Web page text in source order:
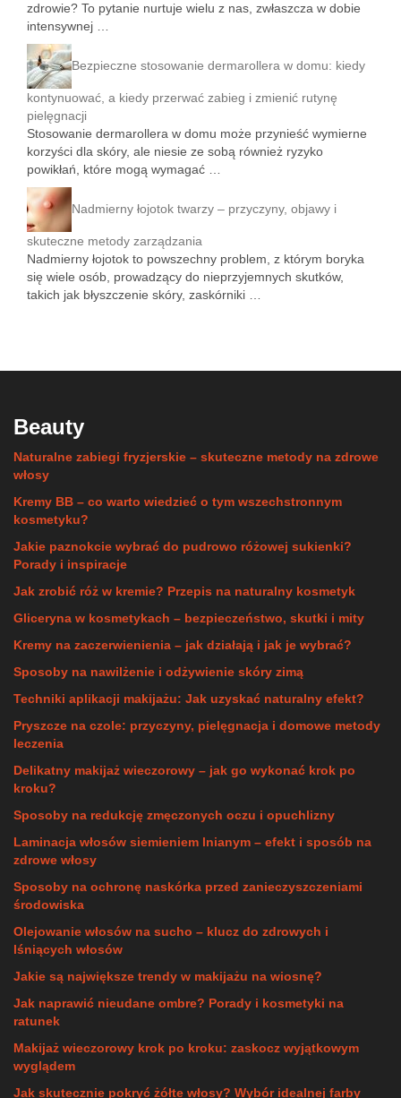
zdrowie? To pytanie nurtuje wielu z nas, zwłaszcza w dobie
intensywnej …
Bezpieczne stosowanie dermarollera w domu: kiedy
kontynuować, a kiedy przerwać zabieg i zmienić rutynę
pielęgnacji
Stosowanie dermarollera w domu może przynieść wymierne
korzyści dla skóry, ale niesie ze sobą również ryzyko
powikłań, które mogą wymagać …
Nadmierny łojotok twarzy – przyczyny, objawy i
skuteczne metody zarządzania
Nadmierny łojotok to powszechny problem, z którym boryka
się wiele osób, prowadzący do nieprzyjemnych skutków,
takich jak błyszczenie skóry, zaskórniki …
Beauty
Naturalne zabiegi fryzjerskie – skuteczne metody na zdrowe
włosy
Kremy BB – co warto wiedzieć o tym wszechstronnym
kosmetyku?
Jakie paznokcie wybrać do pudrowo różowej sukienki?
Porady i inspiracje
Jak zrobić róż w kremie? Przepis na naturalny kosmetyk
Gliceryna w kosmetykach – bezpieczeństwo, skutki i mity
Kremy na zaczerwienienia – jak działają i jak je wybrać?
Sposoby na nawilżenie i odżywienie skóry zimą
Techniki aplikacji makijażu: Jak uzyskać naturalny efekt?
Pryszcze na czole: przyczyny, pielęgnacja i domowe metody
leczenia
Delikatny makijaż wieczorowy – jak go wykonać krok po
kroku?
Sposoby na redukcję zmęczonych oczu i opuchlizny
Laminacja włosów siemieniem lnianym – efekt i sposób na
zdrowe włosy
Sposoby na ochronę naskórka przed zanieczyszczeniami
środowiska
Olejowanie włosów na sucho – klucz do zdrowych i
lśniących włosów
Jakie są największe trendy w makijażu na wiosnę?
Jak naprawić nieudane ombre? Porady i kosmetyki na
ratunek
Makijaż wieczorowy krok po kroku: zaskocz wyjątkowym
wyglądem
Jak skutecznie pokryć żółte włosy? Wybór idealnej farby